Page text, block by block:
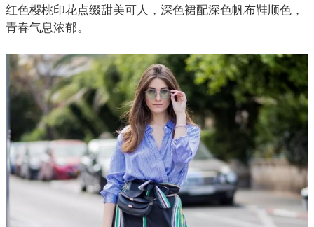
红色樱桃印花点缀甜美可人，深色裙配深色帆布鞋顺色，
青春气息浓郁。